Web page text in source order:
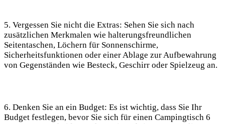
5. Vergessen Sie nicht die Extras: Sehen Sie sich nach
zusätzlichen Merkmalen wie halterungsfreundlichen
Seitentaschen, Löchern für Sonnenschirme,
Sicherheitsfunktionen oder einer Ablage zur Aufbewahrung
von Gegenständen wie Besteck, Geschirr oder Spielzeug an.
6. Denken Sie an ein Budget: Es ist wichtig, dass Sie Ihr
Budget festlegen, bevor Sie sich für einen Campingtisch 6